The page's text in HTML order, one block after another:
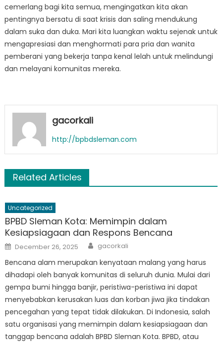
cemerlang bagi kita semua, mengingatkan kita akan
pentingnya bersatu di saat krisis dan saling mendukung
dalam suka dan duka. Mari kita luangkan waktu sejenak untuk
mengapresiasi dan menghormati para pria dan wanita
pemberani yang bekerja tanpa kenal lelah untuk melindungi
dan melayani komunitas mereka.
gacorkali
http://bpbdsleman.com
Related Articles
Uncategorized
BPBD Sleman Kota: Memimpin dalam
Kesiapsiagaan dan Respons Bencana
Posted
on
December 26, 2025 Author
gacorkali
Bencana alam merupakan kenyataan malang yang harus
dihadapi oleh banyak komunitas di seluruh dunia. Mulai dari
gempa bumi hingga banjir, peristiwa-peristiwa ini dapat
menyebabkan kerusakan luas dan korban jiwa jika tindakan
pencegahan yang tepat tidak dilakukan. Di Indonesia, salah
satu organisasi yang memimpin dalam kesiapsiagaan dan
tanggap bencana adalah BPBD Sleman Kota. BPBD, atau